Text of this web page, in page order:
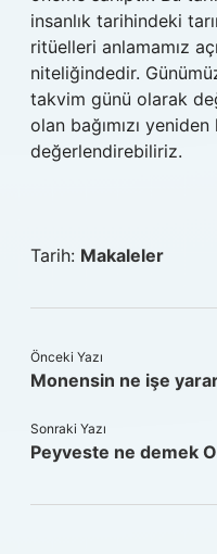
insanlık tarihindeki
ritüelleri anlamamız
niteliğindedir.
takvim günü olarak
olan bağımızı
değerlendirebiliriz.
Tarih: Makaleler
Önceki Yazı
Monensin ne işe
Sonraki Yazı
Peyveste ne demek